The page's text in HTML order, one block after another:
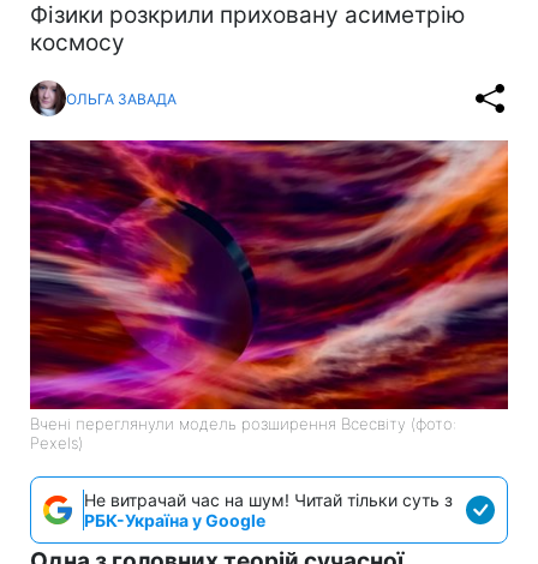
Фізики розкрили приховану асиметрію
космосу
ОЛЬГА ЗАВАДА
Вчені переглянули модель розширення Всесвіту (фото:
Pexels)
Не витрачай час на шум! Читай тільки суть з
РБК-Україна у Google